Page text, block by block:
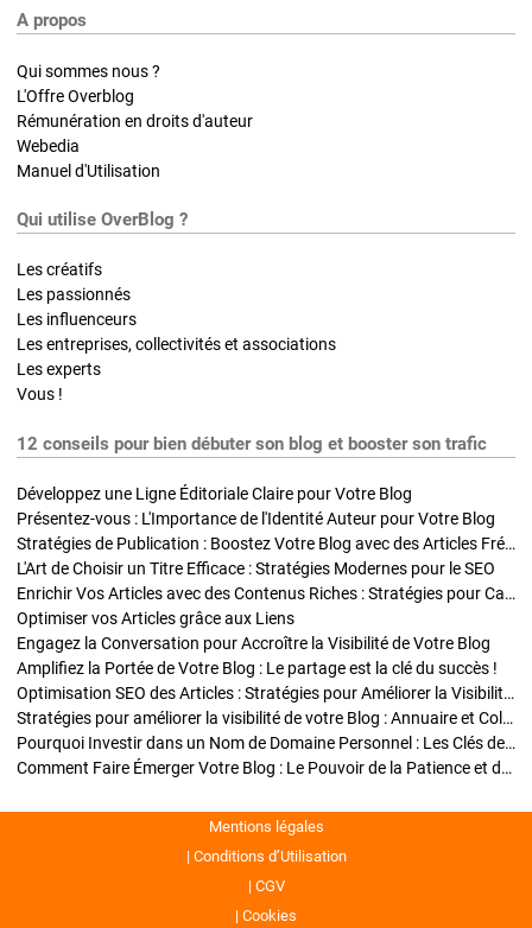
A propos
Qui sommes nous ?
L'Offre Overblog
Rémunération en droits d'auteur
Webedia
Manuel d'Utilisation
Qui utilise OverBlog ?
Les créatifs
Les passionnés
Les influenceurs
Les entreprises, collectivités et associations
Les experts
Vous !
12 conseils pour bien débuter son blog et booster son trafic
Développez une Ligne Éditoriale Claire pour Votre Blog
Présentez-vous : L'Importance de l'Identité Auteur pour Votre Blog
Stratégies de Publication : Boostez Votre Blog avec des Articles Fréquents et Exclusifs
L'Art de Choisir un Titre Efficace : Stratégies Modernes pour le SEO
Enrichir Vos Articles avec des Contenus Riches : Stratégies pour Captiver et Optimiser
Optimiser vos Articles grâce aux Liens
Engagez la Conversation pour Accroître la Visibilité de Votre Blog
Amplifiez la Portée de Votre Blog : Le partage est la clé du succès !
Optimisation SEO des Articles : Stratégies pour Améliorer la Visibilité de Votre Blog
Stratégies pour améliorer la visibilité de votre Blog : Annuaire et Collaborations
Pourquoi Investir dans un Nom de Domaine Personnel : Les Clés de la Réussite de Votre Blog
Comment Faire Émerger Votre Blog : Le Pouvoir de la Patience et de la Persévérance
Mentions légales
Conditions d’Utilisation
CGV
Cookies